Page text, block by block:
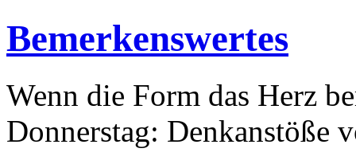
Bemerkenswertes
Wenn die Form das Herz
Donnerstag: Denkanstöße